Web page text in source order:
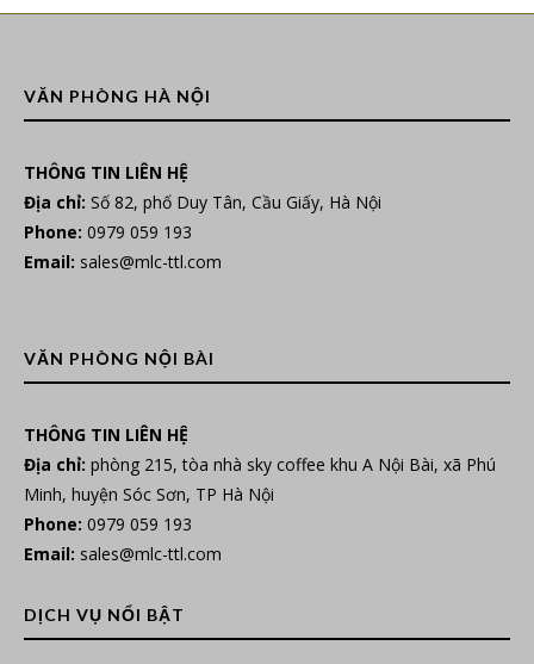
VĂN PHÒNG HÀ NỘI
THÔNG TIN LIÊN HỆ
Địa chỉ: Số 82, phố Duy Tân, Cầu Giấy, Hà Nội
Phone: 0979 059 193
Email: sales@mlc-ttl.com
VĂN PHÒNG NỘI BÀI
THÔNG TIN LIÊN HỆ
Địa chỉ: phòng 215, tòa nhà sky coffee khu A Nội Bài, xã Phú
Minh, huyện Sóc Sơn, TP Hà Nội
Phone: 0979 059 193
Email: sales@mlc-ttl.com
DỊCH VỤ NỔI BẬT